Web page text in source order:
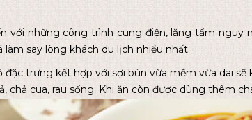
với những công trình cung điện, lăng tẩm
say lòng khách du lịch nhiều nhất.
trưng kết hợp với sợi bún vừa mềm vừa dai
chả cua, rau sống. Khi ăn còn được dùng thêm